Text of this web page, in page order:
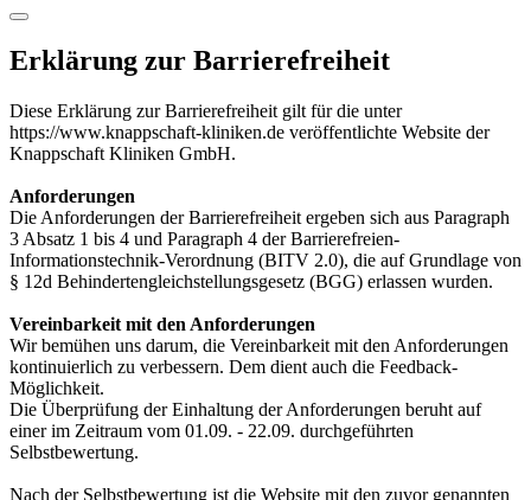
Erklärung zur Barrierefreiheit
Diese Erklärung zur Barrierefreiheit gilt für die unter
https://www.knappschaft-kliniken.de veröffentlichte Website der
Knappschaft Kliniken GmbH.
Anforderungen
Die Anforderungen der Barrierefreiheit ergeben sich aus Paragraph
3 Absatz 1 bis 4 und Paragraph 4 der Barrierefreien-
Informationstechnik-Verordnung (BITV 2.0), die auf Grundlage von
§ 12d Behindertengleichstellungsgesetz (BGG) erlassen wurden.
Vereinbarkeit mit den Anforderungen
Wir bemühen uns darum, die Vereinbarkeit mit den Anforderungen
kontinuierlich zu verbessern. Dem dient auch die Feedback-
Möglichkeit.
Die Überprüfung der Einhaltung der Anforderungen beruht auf
einer im Zeitraum vom 01.09. - 22.09. durchgeführten
Selbstbewertung.
Nach der Selbstbewertung ist die Website mit den zuvor genannten